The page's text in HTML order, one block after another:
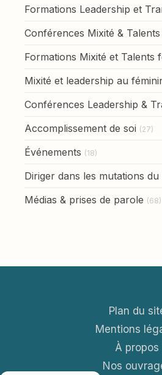
Formations Leadership et
Conférences Mixité &
Formations Mixité et Talents
Mixité et leadership au
Conférences Leadership &
Accomplissement de soi (27)
Événements (18)
Diriger dans les mutations
Médias & prises de parole (68)
Plan du
Mentions
À propos
Nos